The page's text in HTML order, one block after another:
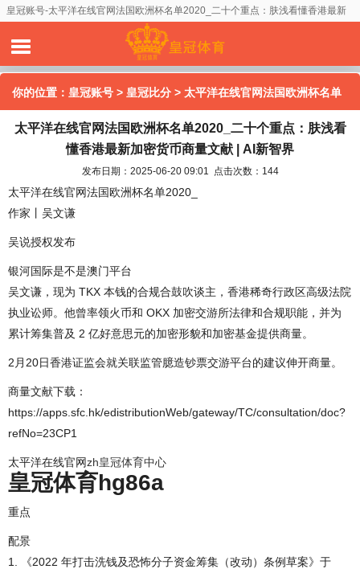
皇冠账号-太平洋在线官网法国欧洲杯名单2020_二十个重点：肤浅看懂香港最新
加密货币商量文献 | AI新智界
你的位置： 皇冠账号 > 皇冠比分 > 太平洋在线官网法国欧洲杯名单
2020_二十个重点：肤浅看懂香港最新加密货币商量文献 | AI新智界
太平洋在线官网法国欧洲杯名单2020_二十个重点：肤浅看
懂香港最新加密货币商量文献 | AI新智界
发布日期：2025-06-20 09:01 点击次数：144
太平洋在线官网法国欧洲杯名单2020_
作家丨吴文谦
吴说授权发布
银河国际是不是澳门平台
吴文谦，现为 TKX 本钱的合规合鼓吹谈主，香港稀奇行政区高级法院
执业讼师。他曾率领火币和 OKX 加密交游所法律和合规职能，并为
累计筹集普及 2 亿好意思元的加密形貌和加密基金提供商量。
2月20日香港证监会就关联监管臆造钞票交游平台的建议伸开商量。
商量文献下载：
https://apps.sfc.hk/edistributionWeb/gateway/TC/consultation/doc?
refNo=23CP1
太平洋在线官网zh皇冠体育中心
皇冠体育hg86a
重点
配景
1. 《2022 年打击洗钱及恐怖分子资金筹集（改动）条例草案》于